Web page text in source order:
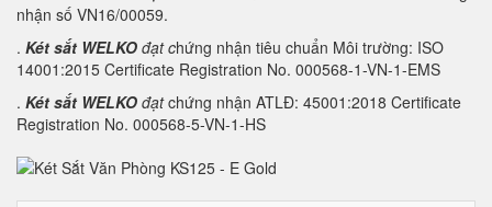
nhận số VN16/00059.
. Két sắt WELKO đạt chứng nhận tiêu chuẩn Môi trường: ISO
14001:2015 Certificate Registration No. 000568-1-VN-1-EMS
. Két sắt WELKO đạtchứng nhận ATLĐ: 45001:2018 Certificate
Registration No. 000568-5-VN-1-HS